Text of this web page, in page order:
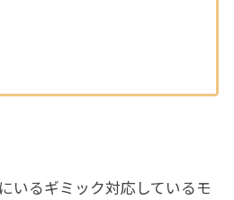
いるギミック対応しているモ